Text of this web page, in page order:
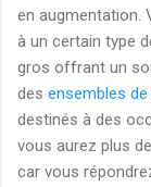
en augmentation.
à un certain type
gros offrant un
des ensembles
destinés à des
vous aurez plus
car vous